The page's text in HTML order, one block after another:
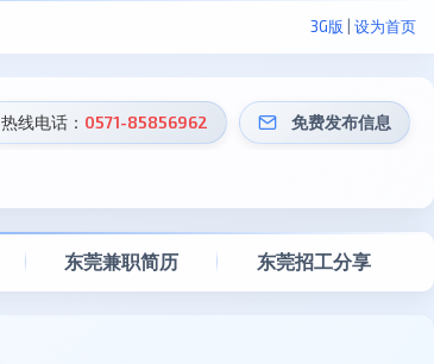
3G版 设为首页
热线电话： 0571-85856962 免费发布信息
东莞兼职简历 东莞招工分享